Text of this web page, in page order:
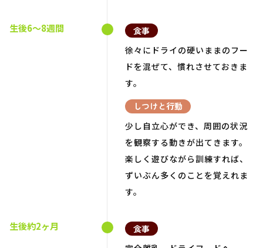
生後6～8週間
食事
徐々にドライの硬いままのフー
ドを混ぜて、慣れさせておきま
す。
しつけと行動
少し自立心ができ、周囲の状況
を観察する動きが出てきます。
楽しく遊びながら訓練すれば、
ずいぶん多くのことを覚えれま
す。
生後約2ヶ月
食事